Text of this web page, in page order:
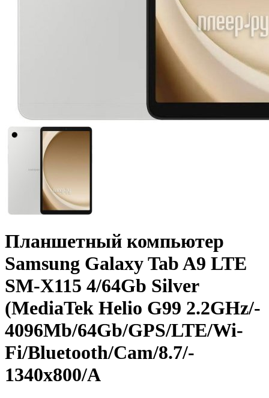
Планшетный компьютер
Samsung Galaxy Tab A9 LTE
SM-X115 4/­64Gb Silver
(MediaTek Helio G99 2.2GHz/­
4096Mb/­64Gb/­GPS/­LTE/­Wi-
Fi/­Bluetooth/­Cam/­8.7/­
1340x800/­A